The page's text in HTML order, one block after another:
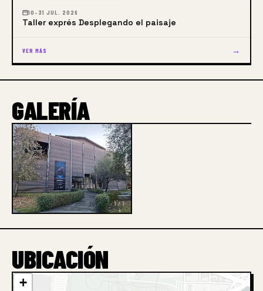
10–31 JUL. 2026
Taller exprés Desplegando el paisaje
VER MÁS →
GALERÍA
1 / 1
UBICACIÓN
+